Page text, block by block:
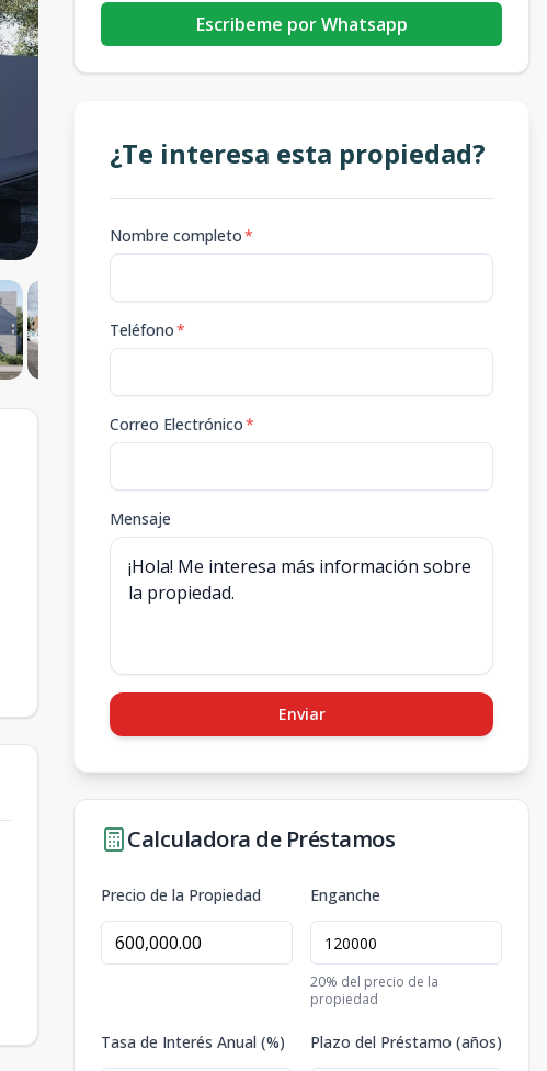
Escribeme por Whatsapp
¿Te interesa esta propiedad?
Nombre completo*
Teléfono*
Correo Electrónico*
Mensaje
Enviar
Calculadora de Préstamos
Precio de la Propiedad Enganche
20% del precio de la
propiedad
Tasa de Interés Anual (%) Plazo del Préstamo (años)